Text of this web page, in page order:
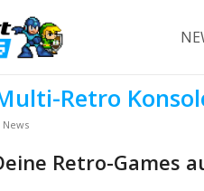
Retro
News
Retro-Games